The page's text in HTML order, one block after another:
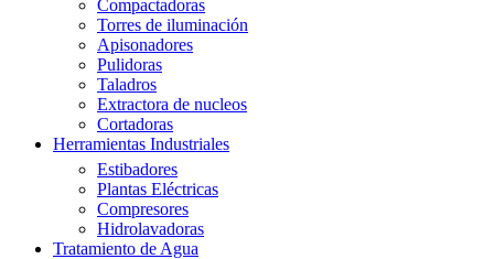
Compactadoras
Torres de iluminación
Apisonadores
Pulidoras
Taladros
Extractora de nucleos
Cortadoras
Herramientas Industriales
Estibadores
Plantas Eléctricas
Compresores
Hidrolavadoras
Tratamiento de Agua